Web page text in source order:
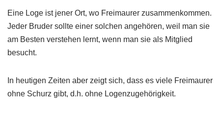
Eine Loge ist jener Ort, wo Freimaurer zusammenkommen.
Jeder Bruder sollte einer solchen angehören, weil man sie
am Besten verstehen lernt, wenn man sie als Mitglied
besucht.
In heutigen Zeiten aber zeigt sich, dass es viele Freimaurer
ohne Schurz gibt, d.h. ohne Logenzugehörigkeit.